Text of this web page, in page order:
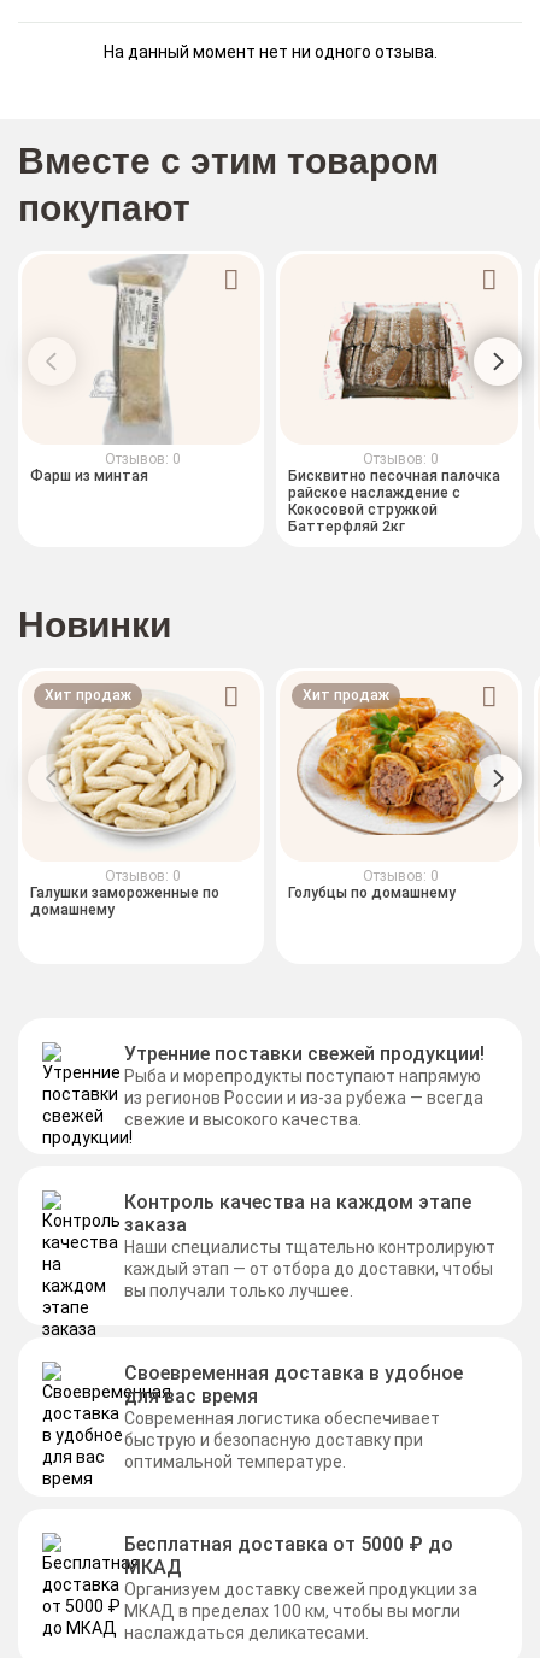
На данный момент нет ни одного отзыва.
Вместе с этим товаром
покупают
Отзывов: 0
Фарш из минтая
Отзывов: 0
Бисквитно песочная палочка
райское наслаждение с
Кокосовой стружкой
Баттерфляй 2кг
Новинки
Хит продаж
Отзывов: 0
Галушки замороженные по
домашнему
Хит продаж
Отзывов: 0
Голубцы по домашнему
Утренние поставки свежей продукции!
Рыба и морепродукты поступают напрямую
из регионов России и из-за рубежа — всегда
свежие и высокого качества.
Контроль качества на каждом этапе
заказа
Наши специалисты тщательно контролируют
каждый этап — от отбора до доставки, чтобы
вы получали только лучшее.
Своевременная доставка в удобное
для вас время
Современная логистика обеспечивает
быструю и безопасную доставку при
оптимальной температуре.
Бесплатная доставка от 5000 ₽ до
МКАД
Организуем доставку свежей продукции за
МКАД в пределах 100 км, чтобы вы могли
наслаждаться деликатесами.